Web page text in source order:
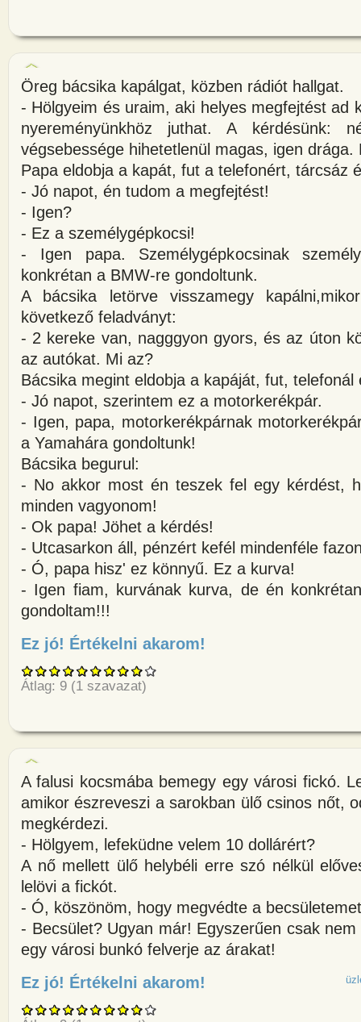
Öreg bácsika kapálgat, közben rádiót hallgat.
- Hölgyeim és uraim, aki helyes megfejtést ad
nyereményünkhöz juthat. A kérdésünk:
végsebessége hihetetlenül magas, igen drága.
Papa eldobja a kapát, fut a telefonért, tárcsáz
- Jó napot, én tudom a megfejtést!
- Igen?
- Ez a személygépkocsi!
- Igen papa. Személygépkocsinak
konkrétan a BMW-re gondoltunk.
A bácsika letörve visszamegy
következő feladványt:
- 2 kereke van, nagggyon gyors, és az úton
az autókat. Mi az?
Bácsika megint eldobja a kapáját, fut, telefonál
- Jó napot, szerintem ez a motorkerékpár.
- Igen, papa, motorkerékpárnak
a Yamahára gondoltunk!
Bácsika begurul:
- No akkor most én teszek fel egy kérdést,
minden vagyonom!
- Ok papa! Jöhet a kérdés!
- Utcasarkon áll, pénzért kefél mindenféle
- Ó, papa hisz' ez könnyű. Ez a kurva!
- Igen fiam, kurvának kurva, de én
gondoltam!!!
Ez jó! Értékelni akarom!
Átlag: 9 (1 szavazat)
A falusi kocsmába bemegy egy városi fickó.
amikor észreveszi a sarokban ülő csinos nőt,
megkérdezi.
- Hölgyem, lefeküdne velem 10 dollárért?
A nő mellett ülő helybéli erre szó nélkül
lelövi a fickót.
- Ó, köszönöm, hogy megvédte a
- Becsület? Ugyan már! Egyszerűen csak
egy városi bunkó felverje az árakat!
Ez jó! Értékelni akarom! about A falusi kocsmába